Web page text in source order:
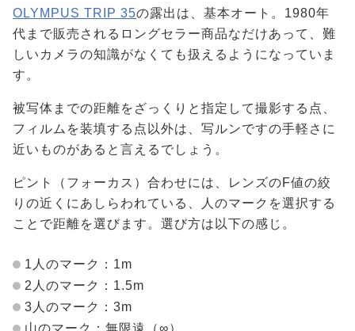
OLYMPUS TRIP 35の露出は、基本オート。1980年
代まで販売されるロングセラー商品なだけあって、難
しいカメラの知識がなくても扱えるようになっていま
す。
被写体までの距離をざっくりと指定して撮影する点、
フィルムを装填する点以外は、写ルンですの手軽さに
近いものがあると言えるでしょう。
ピント（フォーカス）合わせには、レンズのF値の絞
りの近くにあしらわれている、人のマークを選択する
ことで距離を選びます。選び方は以下の感じ。
1人のマーク：1m
2人のマーク：1.5m
3人のマーク：3m
山のマーク：無限遠（∞）